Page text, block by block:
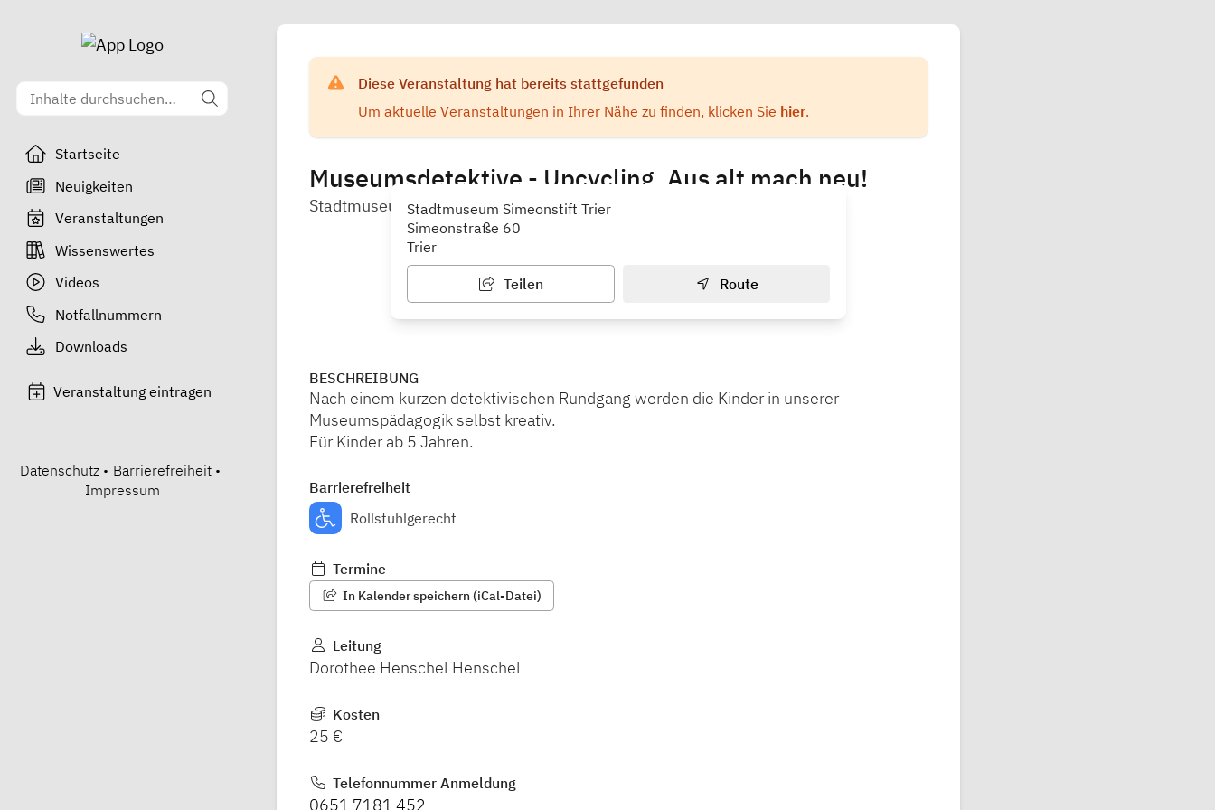
Startseite
Neuigkeiten
Veranstaltungen
Wissenswertes
Videos
Notfallnummern
Downloads
Veranstaltung eintragen
Datenschutz • Barrierefreiheit •
Impressum
Diese Veranstaltung hat bereits stattgefunden
Um aktuelle Veranstaltungen in Ihrer Nähe zu finden, klicken Sie hier.
Museumsdetektive - Upcycling. Aus alt mach neu!
Stadtmuseum Simeonstift Trier
Stadtmuseum Simeonstift Trier
Simeonstraße 60
Trier
Teilen Route
BESCHREIBUNG
Nach einem kurzen detektivischen Rundgang werden die Kinder in unserer
Museumspädagogik selbst kreativ.
Für Kinder ab 5 Jahren.
Barrierefreiheit
Rollstuhlgerecht
Termine
In Kalender speichern (iCal-Datei)
Leitung
Dorothee Henschel Henschel
Kosten
25 €
Telefonnummer Anmeldung
0651 7181 452